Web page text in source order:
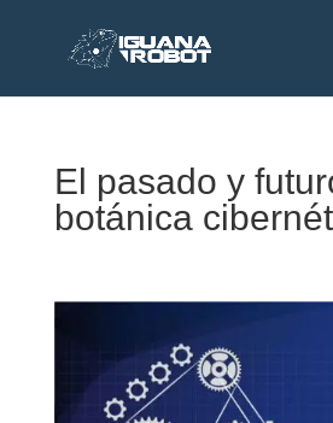
El pasado y
botánica